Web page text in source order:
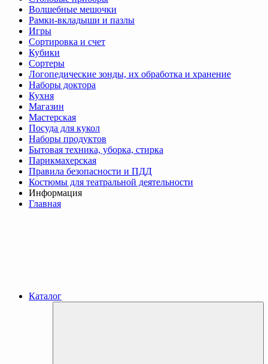
Волшебные мешочки
Рамки-вкладыши и пазлы
Игры
Сортировка и счет
Кубики
Сортеры
Логопедические зонды, их обработка и хранение
Наборы доктора
Кухня
Магазин
Мастерская
Посуда для кукол
Наборы продуктов
Бытовая техника, уборка, стирка
Парикмахерская
Правила безопасности и ПДД
Костюмы для театральной деятельности
Информация
Главная
Каталог